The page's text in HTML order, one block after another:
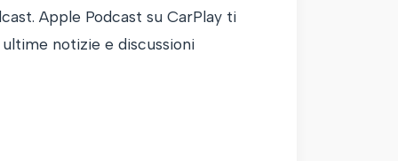
Apple Podcast su CarPlay ti
notizie e discussioni